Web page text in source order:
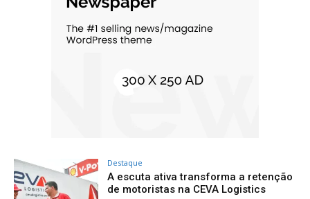
Destaque
A escuta ativa transforma a retenção
de motoristas na CEVA Logistics